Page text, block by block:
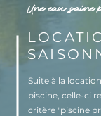
Une eau saine
Suite à la
piscine, celle-ci
critère "piscine